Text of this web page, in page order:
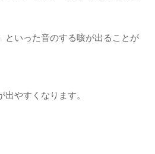
といった音のする咳が出ることが
やすくなります。